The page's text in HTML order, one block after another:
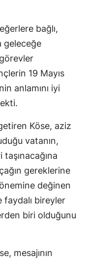
bağlı,
geleceğe
19 Mayıs
anlamını iyi
Köse, aziz
vatanın,
taşınacağına
gereklerine
değinen
faydalı bireyler
biri olduğunu
mesajının